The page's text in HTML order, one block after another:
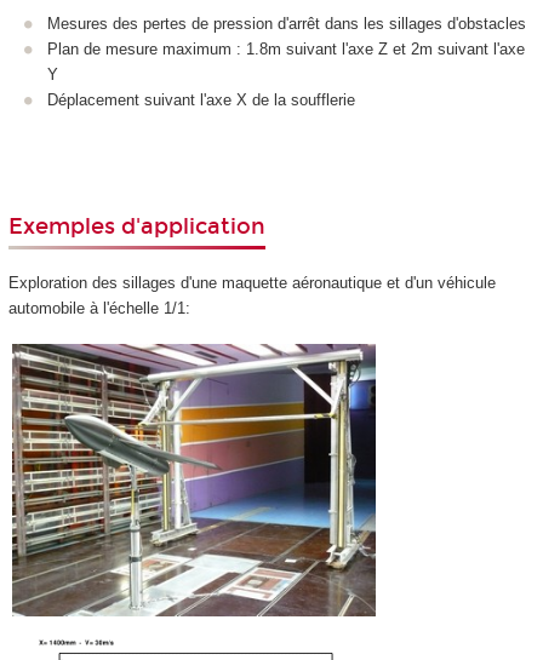
Mesures des pertes de pression d'arrêt dans les sillages d'obstacles
Plan de mesure maximum : 1.8m suivant l'axe Z et 2m suivant l'axe
Y
Déplacement suivant l'axe X de la soufflerie
Exemples d'application
Exploration des sillages d'une maquette aéronautique et d'un véhicule
automobile à l'échelle 1/1: